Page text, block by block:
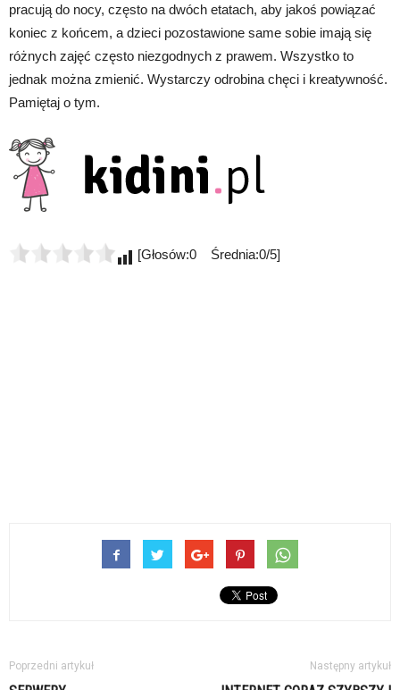
pracują do nocy, często na dwóch etatach, aby jakoś powiązać
koniec z końcem, a dzieci pozostawione same sobie imają się
różnych zajęć często niezgodnych z prawem. Wszystko to
jednak można zmienić. Wystarczy odrobina chęci i kreatywność.
Pamiętaj o tym.
[Głosów:0 Średnia:0/5]
Poprzedni artykuł Następny artykuł